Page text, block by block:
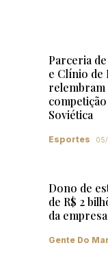
Parceria
e Clínio de
relembram
Soviética
Esportes
Dono de
de R$ 2
da
Gente Do Mar